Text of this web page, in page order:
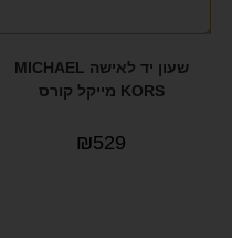
שעון יד לאישה MICHAEL
KORS מייקל קורס
₪529